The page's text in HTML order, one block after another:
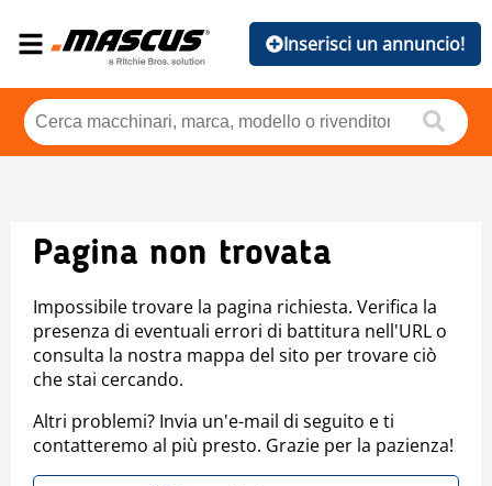
Inserisci un annuncio!
Pagina non trovata
Impossibile trovare la pagina richiesta. Verifica la
presenza di eventuali errori di battitura nell'URL o
consulta la nostra mappa del sito per trovare ciò
che stai cercando.
Altri problemi? Invia un'e-mail di seguito e ti
contatteremo al più presto. Grazie per la pazienza!